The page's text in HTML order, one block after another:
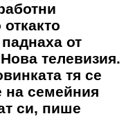
от
телевизия.
тя се
на семейния
си, пише